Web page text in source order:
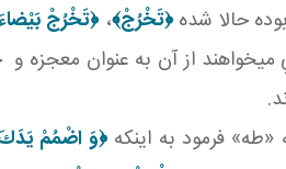
حالا شده﴿تَخْرُجْ﴾،﴿تَخْرُجْ
از آن به عنوان معجزه و
فرمود به اينکه﴿وَ اضْمُمْ